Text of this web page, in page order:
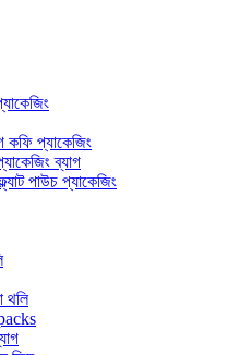
কফি প্যাকেজিং
ব্যাগ
পাউচ প্যাকেজিং
থলি